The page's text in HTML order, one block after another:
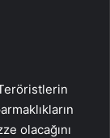
olacağını